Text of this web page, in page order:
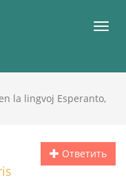
la lingvoj Esperanto,
Ответить